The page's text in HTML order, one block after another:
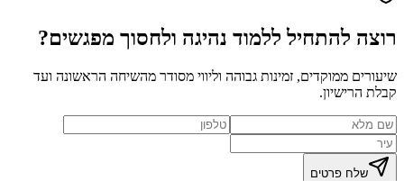
רוצה להתחיל ללמוד נהיגה ולחסוך מפגשים?
שיעורים ממוקדים, זמינות גבוהה וליווי מסודר מהשיחה הראשונה ועד
קבלת הרישיון.
שלח פרטים